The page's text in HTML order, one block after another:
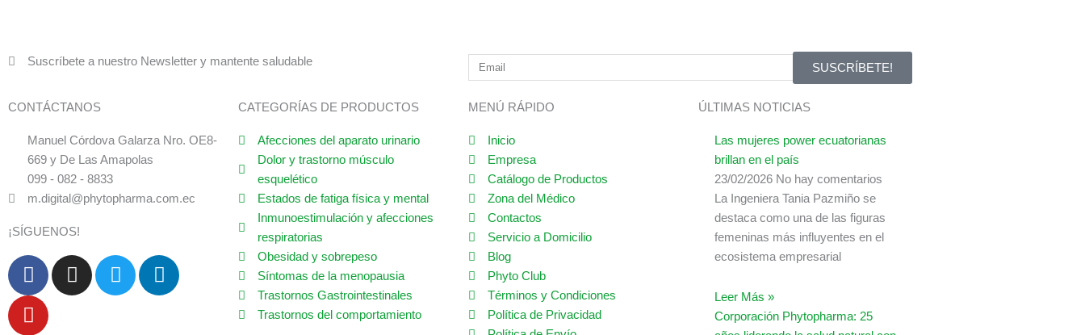
Suscríbete a nuestro Newsletter y mantente saludable SUSCRÍBETE!
CONTÁCTANOS
Manuel Córdova Galarza Nro. OE8-
669 y De Las Amapolas
099 - 082 - 8833
m.digital@phytopharma.com.ec
¡SÍGUENOS!
F
a
c
e
I
n
T
w
L
i
Y
o
u
t
CATEGORÍAS DE PRODUCTOS
Afecciones del aparato urinario
Dolor y trastorno músculo
esquelético
Estados de fatiga física y mental
Inmunoestimulación y afecciones
respiratorias
Obesidad y sobrepeso
Síntomas de la menopausia
Trastornos Gastrointestinales
Trastornos del comportamiento
MENÚ RÁPIDO
Inicio
Empresa
Catálogo de Productos
Zona del Médico
Contactos
Servicio a Domicilio
Blog
Phyto Club
Términos y Condiciones
Política de Privacidad
ÚLTIMAS NOTICIAS
Las mujeres power ecuatorianas
brillan en el país
23/02/2026 No hay comentarios
La Ingeniera Tania Pazmiño se
destaca como una de las figuras
femeninas más influyentes en el
ecosistema empresarial
Leer Más »
Corporación Phytopharma: 25